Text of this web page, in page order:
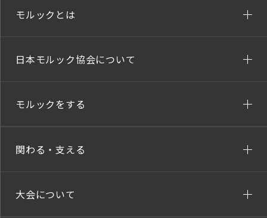
モルックとは
日本モルック協会について
モルックをする
関わる・支える
大会について